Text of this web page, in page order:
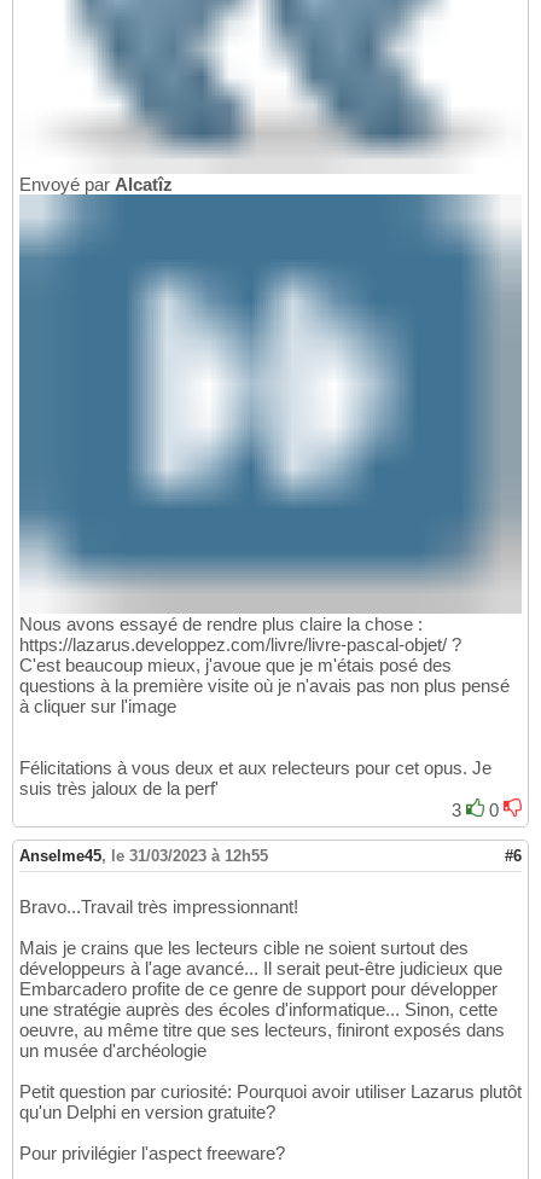
Envoyé par Alcatîz
Nous avons essayé de rendre plus claire la chose :
https://lazarus.developpez.com/livre/livre-pascal-objet/ ?
C'est beaucoup mieux, j'avoue que je m'étais posé des
questions à la première visite où je n'avais pas non plus pensé
à cliquer sur l'image
Félicitations à vous deux et aux relecteurs pour cet opus. Je
suis très jaloux de la perf'
3
0
Anselme45, le 31/03/2023 à 12h55 #6
Bravo...Travail très impressionnant!
Mais je crains que les lecteurs cible ne soient surtout des
développeurs à l'age avancé... Il serait peut-être judicieux que
Embarcadero profite de ce genre de support pour développer
une stratégie auprès des écoles d'informatique... Sinon, cette
oeuvre, au même titre que ses lecteurs, finiront exposés dans
un musée d'archéologie
Petit question par curiosité: Pourquoi avoir utiliser Lazarus plutôt
qu'un Delphi en version gratuite?
Pour privilégier l'aspect freeware?